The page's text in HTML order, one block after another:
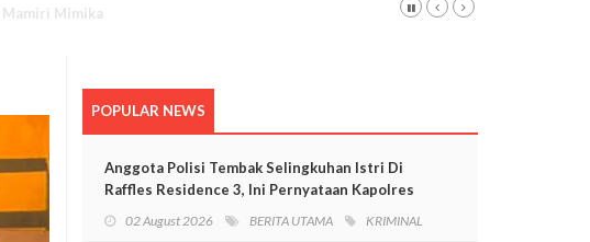
POPULAR NEWS
Anggota Polisi Tembak Selingkuhan Istri Di
Raffles Residence 3, Ini Pernyataan Kapolres
02 August 2026 BERITA UTAMA KRIMINAL